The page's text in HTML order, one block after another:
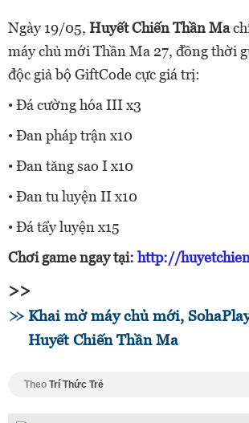
Ngày 19/05, Huyết Chiến Thần Ma
máy chủ mới Thần Ma 27, đồng thời
độc giả bộ GiftCode cực giá trị:
• Đá cường hóa III x3
• Đan pháp trận x10
• Đan tăng sao I x10
• Đan tu luyện II x10
• Đá tẩy luyện x15
Chơi game ngay tại: http://
>>
Khai mở máy chủ mới,
Huyết Chiến Thần Ma
Theo Trí Thức Trẻ